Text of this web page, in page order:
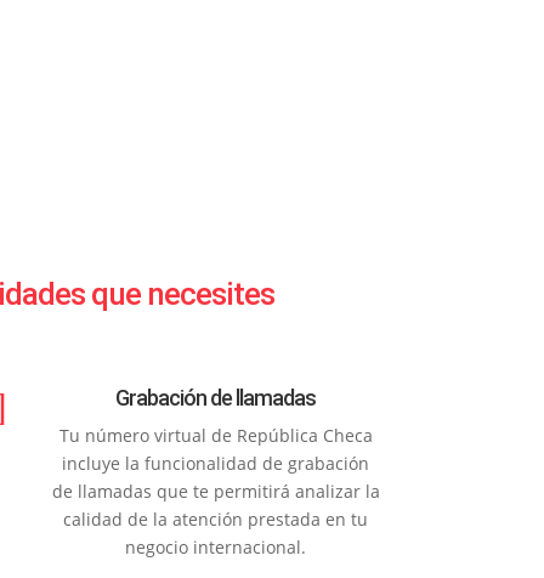
que necesites
Grabación de llamadas
Tu número virtual de República Checa
incluye la funcionalidad de grabación
de llamadas que te permitirá analizar la
calidad de la atención prestada en tu
negocio internacional.